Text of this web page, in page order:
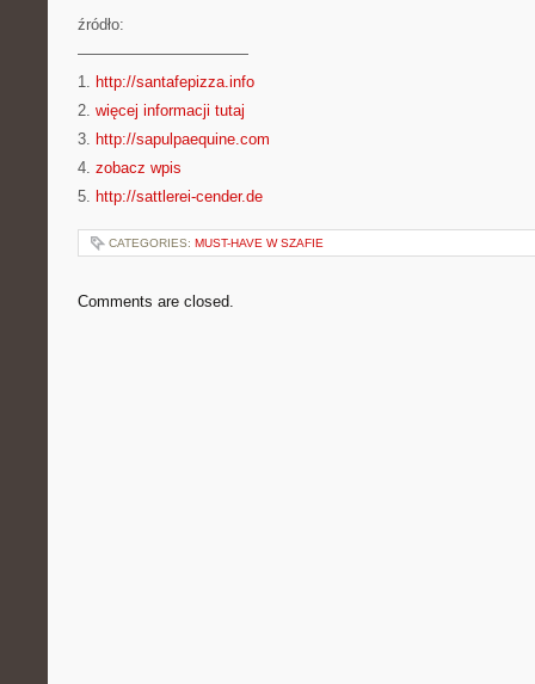
źródło:
———————————
1. http://santafepizza.info
2. więcej informacji tutaj
3. http://sapulpaequine.com
4. zobacz wpis
5. http://sattlerei-cender.de
CATEGORIES: MUST-HAVE W SZAFIE
Comments are closed.